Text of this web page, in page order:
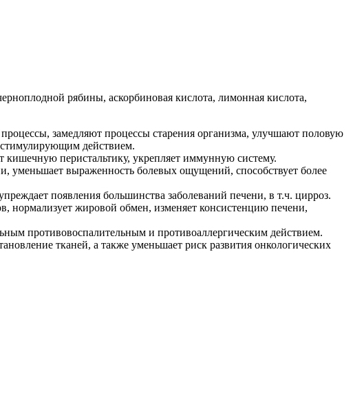
рябины, аскорбиновая кислота, лимонная кислота,
замедляют процессы старения организма, улучшают половую
действием.
кишечную перистальтику, укрепляет иммунную систему.
уменьшает выраженность болевых ощущений, способствует более
появления большинства заболеваний печени, в т.ч. цирроз.
нормализует жировой обмен, изменяет консистенцию печени,
противовоспалительным и противоаллергическим действием.
тканей, а также уменьшает риск развития онкологических